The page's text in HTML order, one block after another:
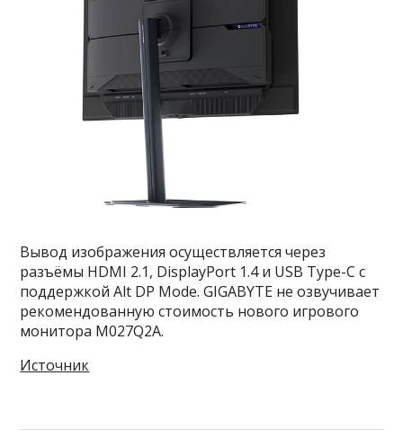
Вывод изображения осуществляется через
разъёмы HDMI 2.1, DisplayPort 1.4 и USB Type-C с
поддержкой Alt DP Mode. GIGABYTE не озвучивает
рекомендованную стоимость нового игрового
монитора M027Q2A.
Источник